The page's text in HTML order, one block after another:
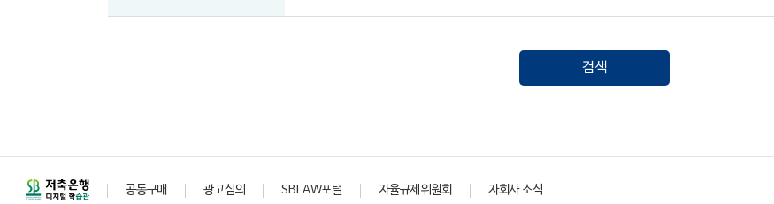
검색
공동구매 광고심의 SBLAW포털 자율규제위원회 자회사 소식